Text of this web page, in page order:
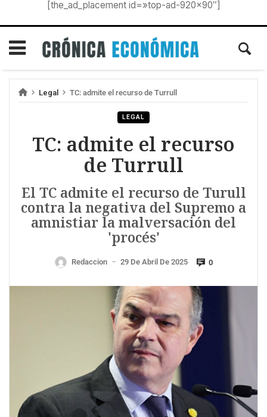
[the_ad_placement id=»top-ad-920×90″]
Legal TC: admite el recurso de Turrull
LEGAL
TC: admite el recurso
de Turrull
El TC admite el recurso de Turull
contra la negativa del Supremo a
amnistiar la malversación del
'procés'
Redaccion — 29 De Abril De 2025 0